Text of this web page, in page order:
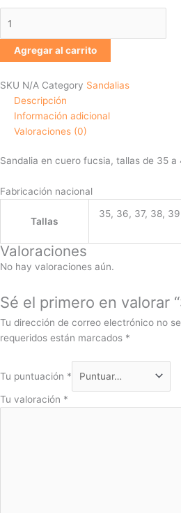
Agregar al carrito
SKU N/A Category Sandalias
Descripción
Información adicional
Valoraciones (0)
Sandalia en cuero fucsia, tallas de 35 a
Fabricación nacional
Tallas
35, 36, 37, 38,
Valoraciones
No hay valoraciones aún.
Sé el primero en valorar
Tu dirección de correo electrónico no
requeridos están marcados *
Tu puntuación *
Tu valoración *